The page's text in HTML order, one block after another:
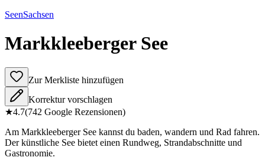
SeenSachsen
Markkleeberger See
Zur Merkliste hinzufügen
Korrektur vorschlagen
★4.7(742 Google Rezensionen)
Am Markkleeberger See kannst du baden, wandern und Rad fahren.
Der künstliche See bietet einen Rundweg, Strandabschnitte und
Gastronomie.